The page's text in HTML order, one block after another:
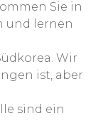
Sie in
und lernen
Wir
ist, aber
sind ein